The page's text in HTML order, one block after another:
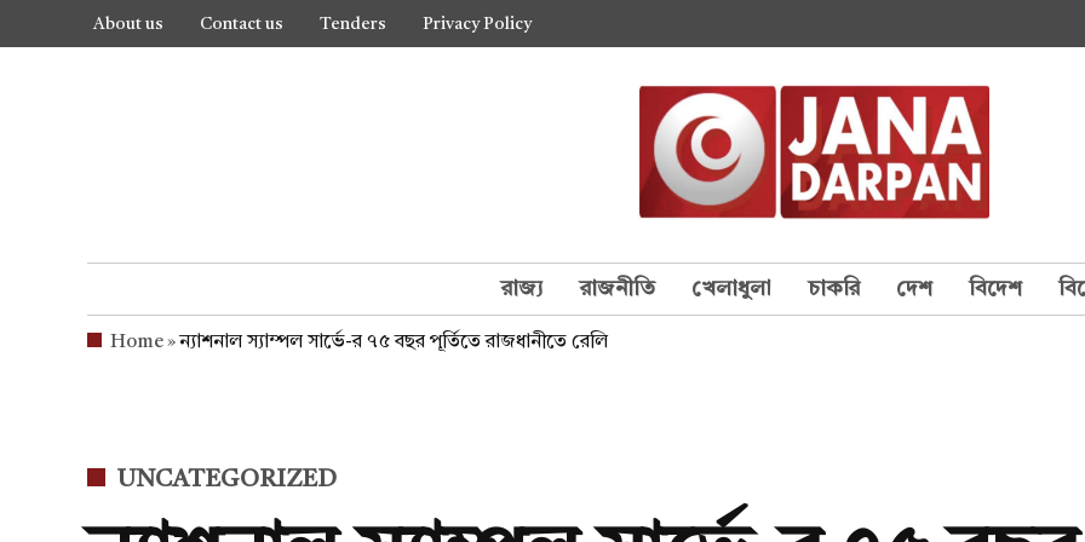
About us Contact us Tenders Privacy Policy
রাজ্য রাজনীতি খেলাধুলা চাকরি দেশ বিদেশ
Home»ন্যাশনাল স্যাম্পল সার্ভে-র ৭৫ বছর পূর্তিতে রাজধানীতে রেলি
POSTED
UNCATEGORIZED